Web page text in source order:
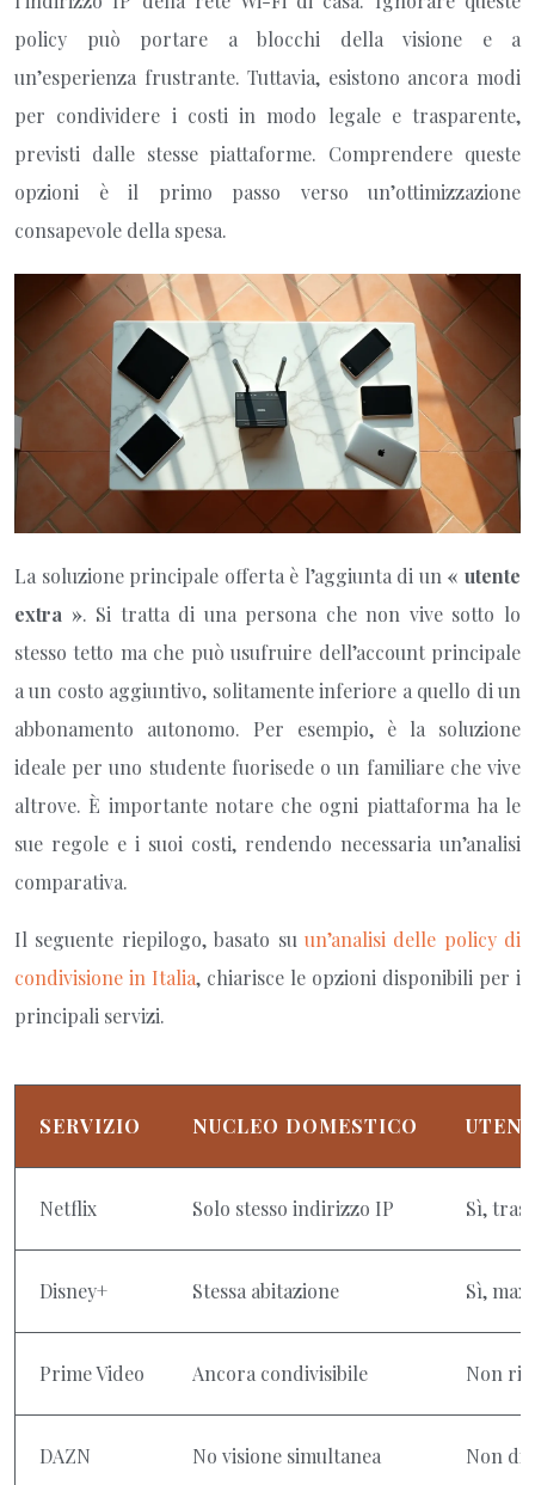
policy può portare a blocchi della visione e a
un’esperienza frustrante. Tuttavia, esistono ancora modi
per condividere i costi in modo legale e trasparente,
previsti dalle stesse piattaforme. Comprendere queste
opzioni è il primo passo verso un’ottimizzazione
consapevole della spesa.
La soluzione principale offerta è l’aggiunta di un « utente
extra ». Si tratta di una persona che non vive sotto lo
stesso tetto ma che può usufruire dell’account principale
a un costo aggiuntivo, solitamente inferiore a quello di un
abbonamento autonomo. Per esempio, è la soluzione
ideale per uno studente fuorisede o un familiare che vive
altrove. È importante notare che ogni piattaforma ha le
sue regole e i suoi costi, rendendo necessaria un’analisi
comparativa.
Il seguente riepilogo, basato su un’analisi delle policy di
condivisione in Italia, chiarisce le opzioni disponibili per i
principali servizi.
SERVIZIO NUCLEO DOMESTICO
Netflix Solo stesso indirizzo IP Sì,
Disney+ Stessa abitazione Sì, max
Prime Video Ancora condivisibile Non
DAZN No visione simultanea Non